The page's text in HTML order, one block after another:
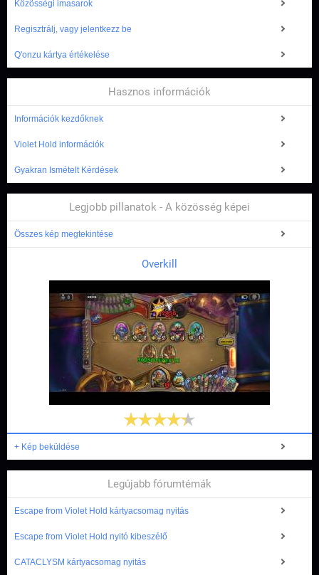
Közösségi imasarok
Regisztrálj, vagy jelentkezz be
Q'onzu kártya értékelése
Hasznos információk
Információk kezdőknek
Violet Hold információk
Gyakran Ismételt Kérdések
Legjobb pillanatok - A közösség képei
Összes kép megtekintése
Overkill
+ Kép beküldése
Legújabb fórumtémák
Escape from Violet Hold kártyacsomag nyitás
Escape from Violet Hold nyitó kibeszélő
CATACLYSM kártyacsomag nyitás